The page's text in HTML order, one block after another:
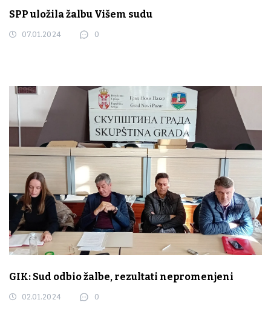
SPP uložila žalbu Višem sudu
07.01.2024 0
GIK: Sud odbio žalbe, rezultati nepromenjeni
02.01.2024 0